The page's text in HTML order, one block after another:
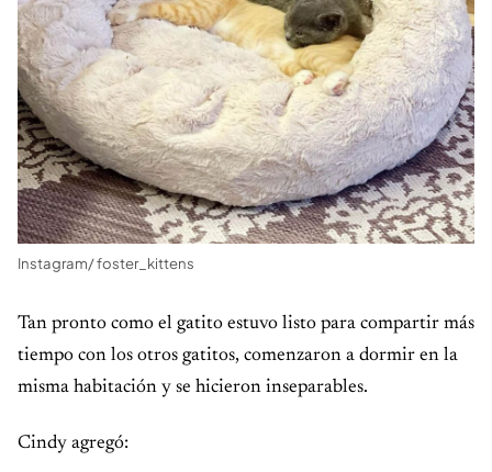
Instagram/ foster_kittens
Tan pronto como el gatito estuvo listo para compartir más
tiempo con los otros gatitos, comenzaron a dormir en la
misma habitación y se hicieron inseparables.
Cindy agregó: